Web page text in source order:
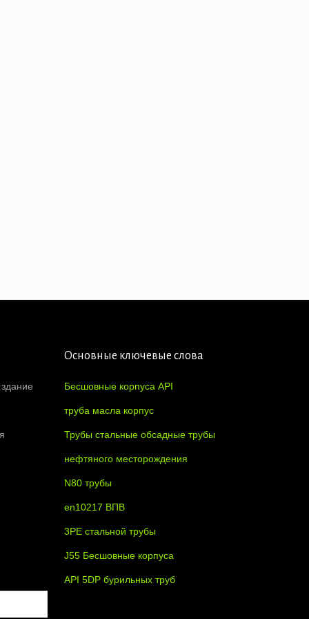
Основные ключевые слова
Бесшовные корпуса API
труба масла корпус
Трубы стальные обсадные трубы
нефтяного месторождения
N80 трубы
en10217 ВПВ
3PE стальной трубы
J55 Бесшовные корпуса
API 5DP бурильных труб